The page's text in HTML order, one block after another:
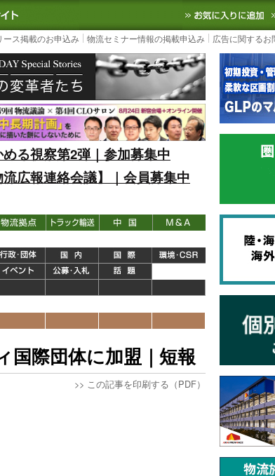
最大の物流ニュースサイト3PL, SCMなど国内外の最新の物流
ス掲載のお申込み 物流セミナー情報の掲載申込み 広告に関するお
る視察第2弾｜参加募集中
広報連絡会議】｜会員募集中
国際団体に加盟｜短報
>> この記事を印刷する（PDF）